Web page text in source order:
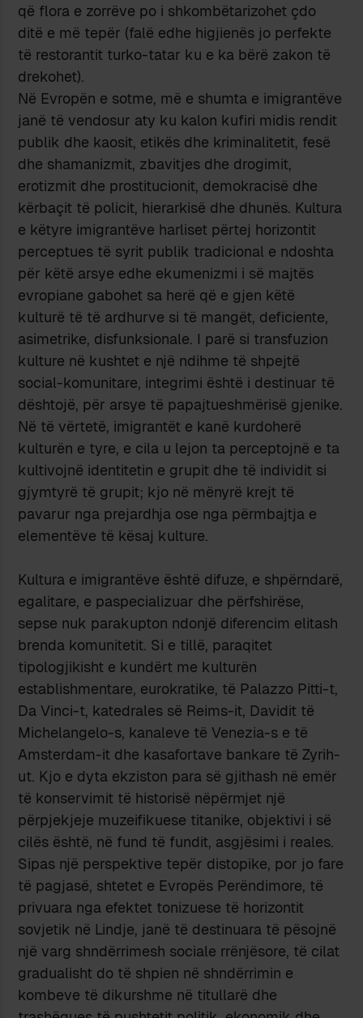
që flora e zorrëve po i shkombëtarizohet çdo
ditë e më tepër (falë edhe higjienës jo perfekte
të restorantit turko-tatar ku e ka bërë zakon të
drekohet).
Në Evropën e sotme, më e shumta e imigrantëve
janë të vendosur aty ku kalon kufiri midis rendit
publik dhe kaosit, etikës dhe kriminalitetit, fesë
dhe shamanizmit, zbavitjes dhe drogimit,
erotizmit dhe prostitucionit, demokracisë dhe
kërbaçit të policit, hierarkisë dhe dhunës. Kultura
e këtyre imigrantëve harliset përtej horizontit
perceptues të syrit publik tradicional e ndoshta
për këtë arsye edhe ekumenizmi i së majtës
evropiane gabohet sa herë që e gjen këtë
kulturë të të ardhurve si të mangët, deficiente,
asimetrike, disfunksionale. I parë si transfuzion
kulture në kushtet e një ndihme të shpejtë
social-komunitare, integrimi është i destinuar të
dështojë, për arsye të papajtueshmërisë gjenike.
Në të vërtetë, imigrantët e kanë kurdoherë
kulturën e tyre, e cila u lejon ta perceptojnë e ta
kultivojnë identitetin e grupit dhe të individit si
gjymtyrë të grupit; kjo në mënyrë krejt të
pavarur nga prejardhja ose nga përmbajtja e
elementëve të kësaj kulture.
Kultura e imigrantëve është difuze, e shpërndarë,
egalitare, e paspecializuar dhe përfshirëse,
sepse nuk parakupton ndonjë diferencim elitash
brenda komunitetit. Si e tillë, paraqitet
tipologjikisht e kundërt me kulturën
establishmentare, eurokratike, të Palazzo Pitti-t,
Da Vinci-t, katedrales së Reims-it, Davidit të
Michelangelo-s, kanaleve të Venezia-s e të
Amsterdam-it dhe kasafortave bankare të Zyrih-
ut. Kjo e dyta ekziston para së gjithash në emër
të konservimit të historisë nëpërmjet një
përpjekjeje muzeifikuese titanike, objektivi i së
cilës është, në fund të fundit, asgjësimi i reales.
Sipas një perspektive tepër distopike, por jo fare
të pagjasë, shtetet e Evropës Perëndimore, të
privuara nga efektet tonizuese të horizontit
sovjetik në Lindje, janë të destinuara të pësojnë
një varg shndërrimesh sociale rrënjësore, të cilat
gradualisht do të shpien në shndërrimin e
kombeve të dikurshme në titullarë dhe